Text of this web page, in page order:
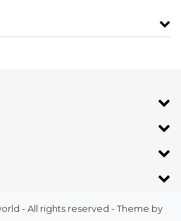
- All rights reserved - Theme by